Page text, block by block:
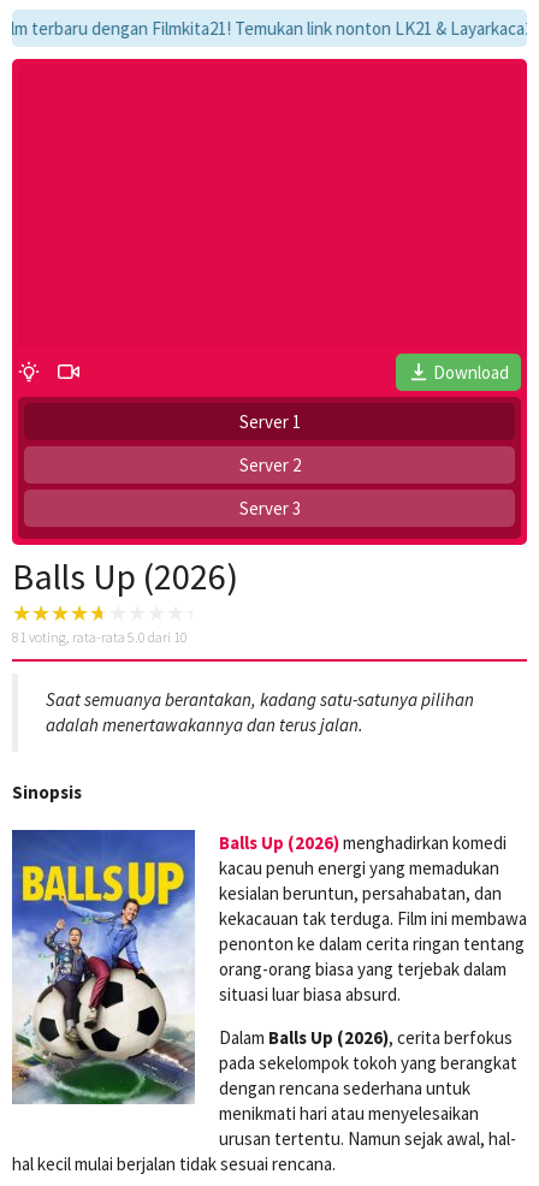
dengan Filmkita21! Temukan link nonton LK21 & Layarkaca21,
Download
Server 1
Server 2
Server 3
Balls Up (2026)
81 voting, rata-rata 5.0 dari 10
Saat semuanya berantakan, kadang satu-satunya pilihan
adalah menertawakannya dan terus jalan.
Sinopsis
Balls Up (2026)menghadirkan komedi
kacau penuh energi yang memadukan
kesialan beruntun, persahabatan, dan
kekacauan tak terduga. Film ini membawa
penonton ke dalam cerita ringan tentang
orang-orang biasa yang terjebak dalam
situasi luar biasa absurd.
Dalam Balls Up (2026), cerita berfokus
pada sekelompok tokoh yang berangkat
dengan rencana sederhana untuk
menikmati hari atau menyelesaikan
urusan tertentu. Namun sejak awal, hal-
hal kecil mulai berjalan tidak sesuai rencana.